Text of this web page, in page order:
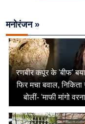
मनोरंजन »
रणबीर कपूर के 'बीफ'
फिर मचा बवाल, निकिता
बोलीं- 'माफी मांगो